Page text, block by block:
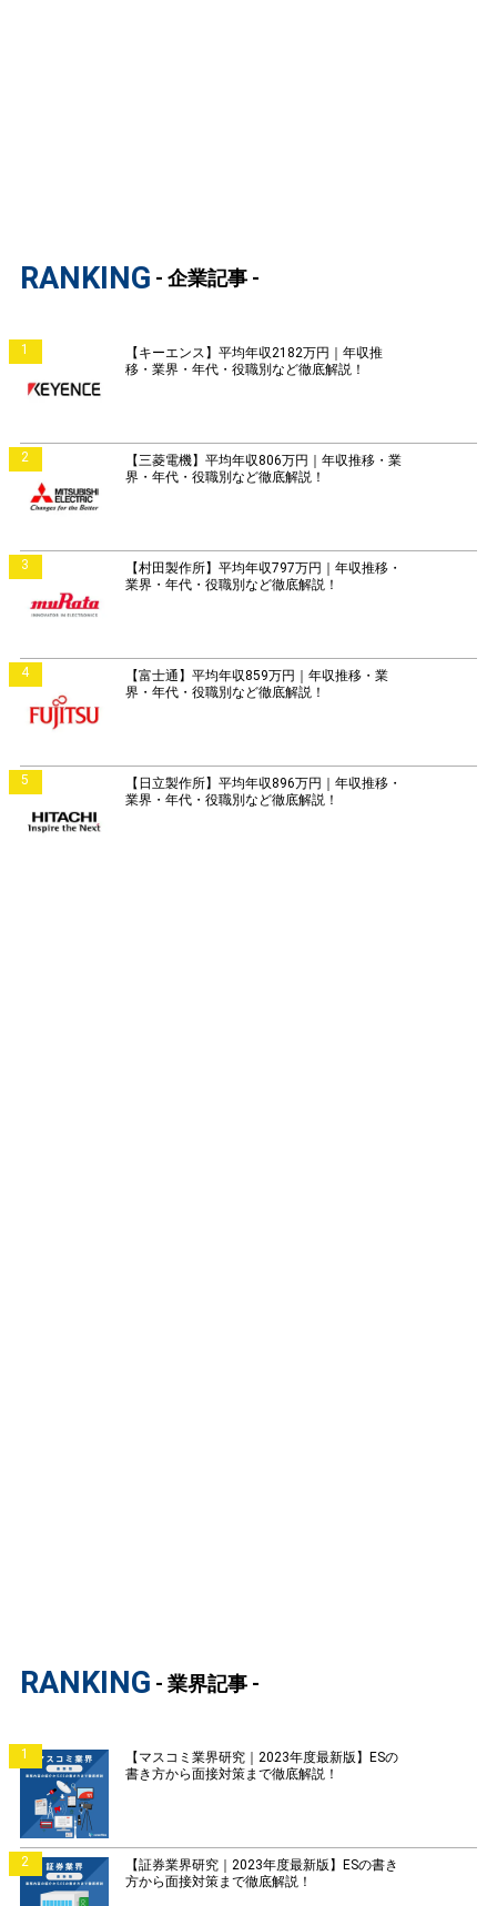
RANKING - 企業記事 -
1
【キーエンス】平均年収2182万円｜年収推
移・業界・年代・役職別など徹底解説！
2
【三菱電機】平均年収806万円｜年収推移・業
界・年代・役職別など徹底解説！
3
【村田製作所】平均年収797万円｜年収推移・
業界・年代・役職別など徹底解説！
4
【富士通】平均年収859万円｜年収推移・業
界・年代・役職別など徹底解説！
5
【日立製作所】平均年収896万円｜年収推移・
業界・年代・役職別など徹底解説！
RANKING - 業界記事 -
1
【マスコミ業界研究｜2023年度最新版】ESの
書き方から面接対策まで徹底解説！
2
【証券業界研究｜2023年度最新版】ESの書き
方から面接対策まで徹底解説！